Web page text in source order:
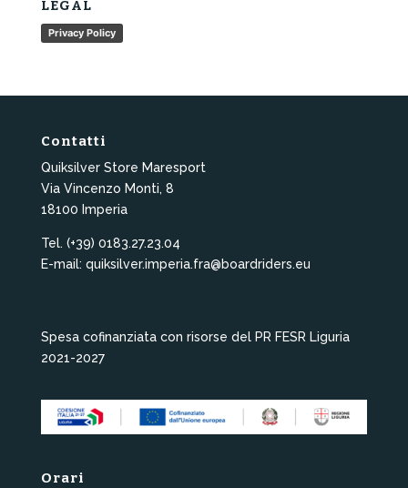
LEGAL
Privacy Policy
Contatti
Quiksilver Store Maresport
Via Vincenzo Monti, 8
18100 Imperia
Tel. (+39) 0183.27.23.04
E-mail: quiksilver.imperia.fra@boardriders.eu
Spesa cofinanziata con risorse del PR FESR Liguria
2021-2027
Orari